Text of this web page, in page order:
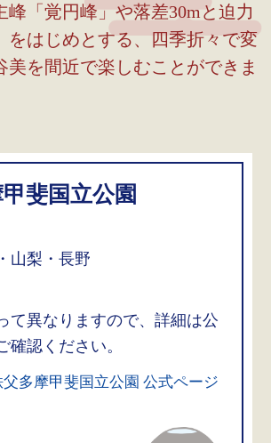
峰「覚円峰」や落差30mと迫力
をはじめとする、四季折々で変
美を間近で楽しむことができま
斐国立公園
山梨・長野
て異なりますので、詳細は公
確認ください。
多摩甲斐国立公園 公式ページ